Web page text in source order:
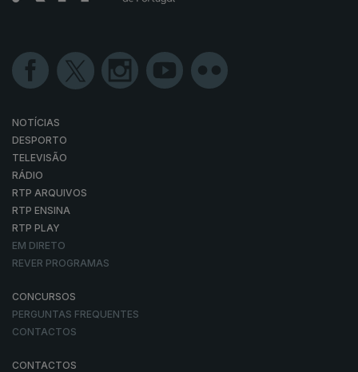
NOTÍCIAS
DESPORTO
TELEVISÃO
RÁDIO
RTP ARQUIVOS
RTP ENSINA
RTP PLAY
EM DIRETO
REVER PROGRAMAS
CONCURSOS
PERGUNTAS FREQUENTES
CONTACTOS
CONTACTOS